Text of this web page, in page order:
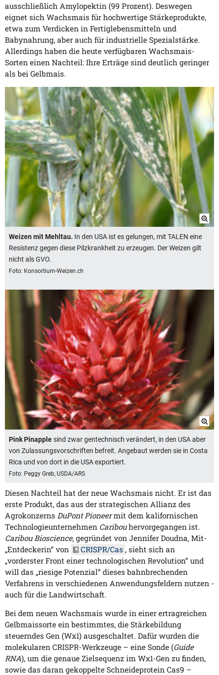
ausschließlich Amylopektin (99 Prozent). Deswegen
eignet sich Wachsmais für hochwertige Stärkeprodukte,
etwa zum Verdicken in Fertiglebensmitteln und
Babynahrung, aber auch für industrielle Spezialstärke.
Allerdings haben die heute verfügbaren Wachsmais-
Sorten einen Nachteil: Ihre Erträge sind deutlich geringer
als bei Gelbmais.
Weizen mit Mehltau. In den USA ist es gelungen, mit TALEN eine
Resistenz gegen diese Pilzkrankheit zu erzeugen. Der Weizen gilt
nicht als GVO.
Foto: Konsortium-Weizen.ch
Pink Pinapplesind zwar gentechnisch verändert, in den USA aber
von Zulassungsvorschriften befreit. Angebaut werden sie in Costa
Rica und von dort in die USA exportiert.
Foto: Peggy Greb, USDA/ARS
Diesen Nachteil hat der neue Wachsmais nicht. Er ist das
erste Produkt, das aus der strategischen Allianz des
Agrokonzerns DuPont Pioneermit dem kalifornischen
Technologieunternehmen Caribouhervorgegangen ist.
Caribou Bioscience, gegründet von Jennifer Doudna, Mit-
„Entdeckerin“ von
CRISPR/Cas , sieht sich an
„vorderster Front einer technologischen Revolution“ und
will das „riesige Potenzial“ dieses bahnbrechenden
Verfahrens in verschiedenen Anwendungsfeldern nutzen -
auch für die Landwirtschaft.
Bei dem neuen Wachsmais wurde in einer ertragreichen
Gelbmaissorte ein bestimmtes, die Stärkebildung
steuerndes Gen (Wx1) ausgeschaltet. Dafür wurden die
molekularen CRISPR-Werkzeuge – eine Sonde (Guide
RNA), um die genaue Zielsequenz im Wx1-Gen zu finden,
sowie das daran gekoppelte Schneideprotein Cas9 –